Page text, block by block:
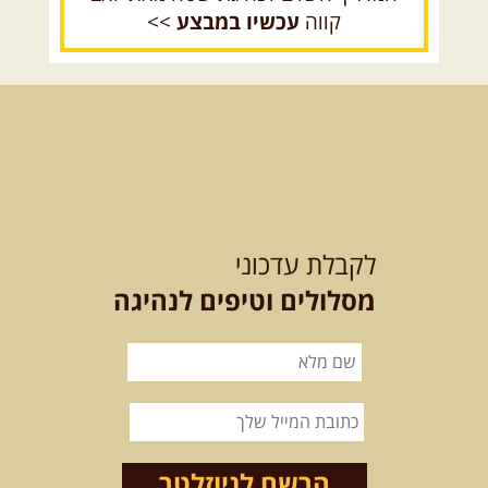
15.08.2026 שבת- חדש! נופי
הגליל ונחל צלמון
נצא מצומת גולנו למסע שטח מרתק
האם אתם מחפשים חוויה מיוחדת
בטבע? מחפשים חוויה שתעניק לכם ...
שישי- ממרומי
הגליל העליון למורדות הירדן
נצא מג'ש שבמורדות הר מירון, נמשיך
לאורך נחל דישון ונעצור ...[המשך]
קווה עכשיו במבצע >>
לקבלת עדכוני
מסלולים וטיפים לנהיגה